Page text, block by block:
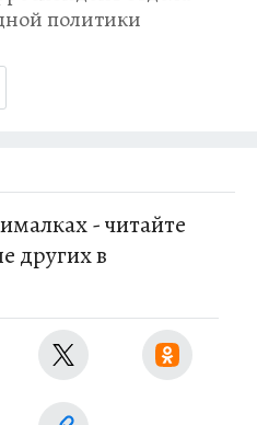
политики
- читайте
других в